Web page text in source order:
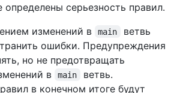
определены серьезность правил.
изменений в
main
ветвь
ошибки. Предупреждения
но не предотвращать
в
main
ветвь.
в конечном итоге будут